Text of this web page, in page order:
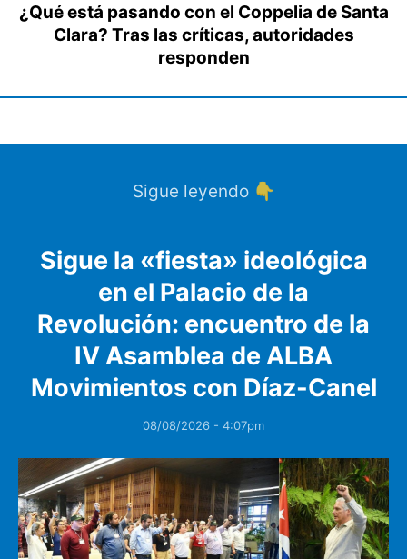
¿Qué está pasando con el Coppelia de Santa
Clara? Tras las críticas, autoridades
responden
Sigue leyendo 👇